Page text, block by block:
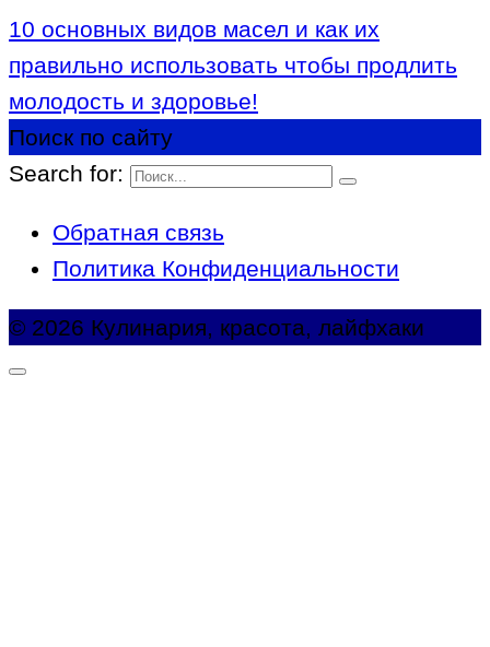
10 основных видов масел и как их
правильно использовать чтобы продлить
молодость и здоровье!
Поиск по сайту
Search for:
Обратная связь
Политика Конфиденциальности
© 2026 Кулинария, красота, лайфхаки